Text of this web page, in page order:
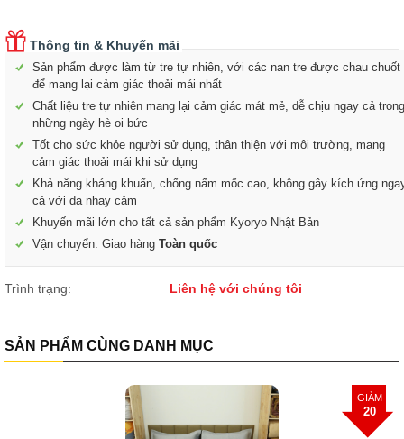
Thông tin & Khuyến mãi
Sản phẩm được làm từ tre tự nhiên, với các nan tre được chau chuốt
để mang lại cảm giác thoải mái nhất
Chất liệu tre tự nhiên mang lại cảm giác mát mẻ, dễ chịu ngay cả trong
những ngày hè oi bức
Tốt cho sức khỏe người sử dụng, thân thiện với môi trường, mang
cảm giác thoải mái khi sử dụng
Khả năng kháng khuẩn, chống nấm mốc cao, không gây kích ứng
cả với da nhạy cảm
Khuyến mãi lớn cho tất cả sản phẩm Kyoryo Nhật Bản
Vận chuyển: Giao hàng Toàn quốc
Trình trạng: Liên hệ với chúng tôi
SẢN PHẨM CÙNG DANH MỤC
GIẢM Chiếu Sợi Băng Nekio Xanh
Giá bán:1,200,000